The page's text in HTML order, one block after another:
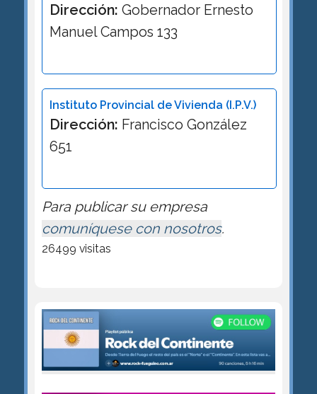
Dirección: Gobernador Ernesto
Manuel Campos 133
Instituto Provincial de Vivienda (I.P.V.)
Dirección: Francisco González
651
Para publicar su empresa
comuníquese con nosotros.
26499 visitas